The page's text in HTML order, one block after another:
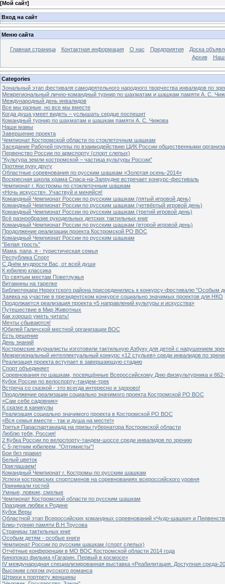
[Мой сайт]
Вход на сайт
Меню сайта
Главная страница Контактная информация О нас Предприятия
Доска
Архив
Categories
Зональный этап фестиваля самодеятельного народного творчества инвалидов по
Межрегиональный лично-командный турнир по шахматам и шашкам памяти А. С.
Международный день инвалидов
Все мы разные, но все мы вместе
Когда душа умеет видеть – услышать сердце поспешит
Командный турнир по шахматам и шашкам памяти А. С. Чижова
Наши мамы
Завершение проекта
Чемпионат Костромской области по стоклеточным шашкам
Заседание Рабочей группы по взаимодействию ЦИК России общественными
Первенство России по армспорту (спорт слепых)
"Культура земли костромской – частица культуры России"
Протяни руку другу
Областные соревнования по русским шашкам «Золотая осень-2014»
Воскресная школа храма Спаса-на-Запрудне встречает конкурс-фестиваль
Чемпионат г. Костромы по стоклеточным шашкам
«Ночь искусств». Участвуй и меняйся!
Командный Чемпионат России по русским шашкам (пятый игровой день)
Командный Чемпионат России по русским шашкам (четвёртый игровой день)
Командный Чемпионат России по русским шашкам (третий игровой день)
Всё разнообразие рукодельных детских тактильных книг
Командный Чемпионат России по русским шашкам (второй игровой день)
Продолжение реализации проекта Костромской РО ВОС
Командный Чемпионат России по русским шашкам
"Белая трость"
Мама, папа, я - туристическая семья
Республика Спорт
С Днём мудрости Вас, от всей души
К юбилею классика
По святым местам Поветлужья
Витамины на тарелке
Библиотекари Нерехтского района присоединились к конкурсу-фестивалю "Особым
Заявка на участие в президентском конкурсе социально значимых проектов для НКО
Продолжается реализация проекта «5 направлений культуры и искусства»
Путешествие в Мир Животных
Как хорошо уметь читать!
Мечты сбываются!
Юбилей Галичской местной организации ВОС
Есть решение
День знаний
Костромские журналисты изготовили тактильную Азбуку для детей с нарушением
Межрегиональный интеллектуальный конкурс «12 стульев» среди инвалидов по
Реализация проекта вступает в завершающую стадию
Спорт объединяет
Соревнования по шашкам, посвящённые Всероссийскому Дню физкультурника и
Кубок России по велоспорту-тандем-трек
Встреча со сказкой - это всегда интересно и здорово!
Продолжение реализации социально значимого проекта Костромской РО ВОС
«Сам себе садовник»
К сказке в каникулы
Реализация социально значимого проекта в Костромской РО ВОС
«Вся семья вместе - так и душа на месте!»
Третья Параспартакиада на призы губернатора Костромской области
Люблю тебя, Россия!
2 Кубка России по велоспорту-тандем-шоссе среди инвалидов по зрению
С 5-летним юбилеем, "Оптимисты"!
Бои без правил
Белый цветок
Приглашаем!
Командный Чемпионат г. Костромы по русским шашкам
Успехи костромских спортсменов на соревнованиях всероссийского уровня
Принимали гостей
Умные, ловкие, смелые
Чемпионат Костромской области по русским шашкам
Праздник любви к Родине
Кубок Веры
Областной этап Всероссийских командных соревнований «Чудо-шашки» и
Блиц-турнир памяти В.Н.Трусова
Страницы тактильных книг
Особым детям - особые книги
Чемпионат России по русским шашкам (спорт слепых)
Отчётные конференции в МО ВОС Костромской области 2014 года
Кинопоказ фильма «Гагарин. Первый в космосе»
IV международная специализированная выставка «Реабилитация. Доступная среда-
Высоким слогом русского романса
Штрихи к портрету женщины